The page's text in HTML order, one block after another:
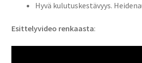
Hyvä kulutuskestävyys.
Esittelyvideo renkaasta: